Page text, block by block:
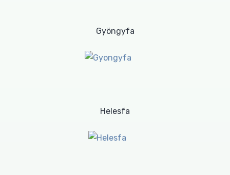
Gyöngyfa
Helesfa